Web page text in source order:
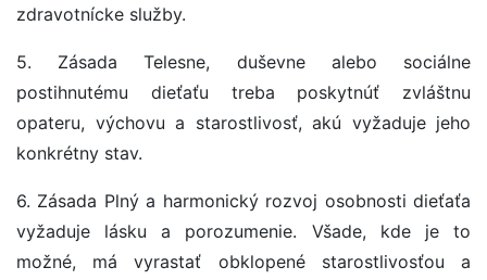
zdravotnícke služby.
5. Zásada Telesne, duševne alebo sociálne
postihnutému dieťaťu treba poskytnúť zvláštnu
opateru, výchovu a starostlivosť, akú vyžaduje jeho
konkrétny stav.
6. Zásada Plný a harmonický rozvoj osobnosti dieťaťa
vyžaduje lásku a porozumenie. Všade, kde je to
možné, má vyrastať obklopené starostlivosťou a